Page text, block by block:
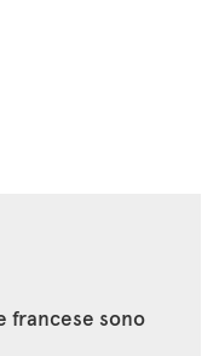
francese sono